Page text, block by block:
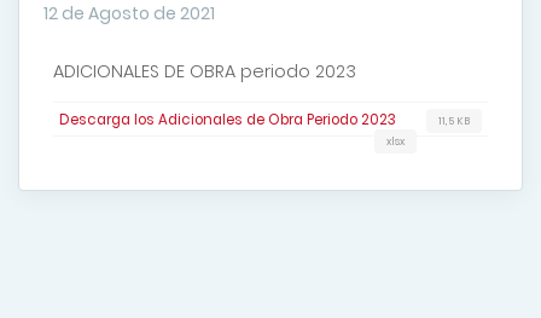
12 de Agosto de 2021
ADICIONALES DE OBRA periodo 2023
Descarga los Adicionales de Obra Periodo 2023
11,5 KB
xlsx